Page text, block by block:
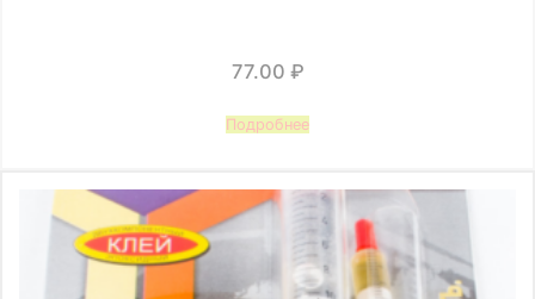
77.00 ₽
Подробнее